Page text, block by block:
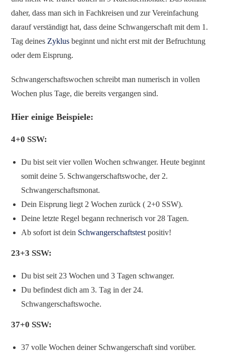
daher, dass man sich in Fachkreisen und zur Vereinfachung
darauf verständigt hat, dass deine Schwangerschaft mit dem 1.
Tag deines Zyklus beginnt und nicht erst mit der Befruchtung
oder dem Eisprung.
Schwangerschaftswochen schreibt man numerisch in vollen
Wochen plus Tage, die bereits vergangen sind.
Hier einige Beispiele:
4+0 SSW:
Du bist seit vier vollen Wochen schwanger. Heute beginnt
somit deine 5. Schwangerschaftswoche, der 2.
Schwangerschaftsmonat.
Dein Eisprung liegt 2 Wochen zurück ( 2+0 SSW).
Deine letzte Regel begann rechnerisch vor 28 Tagen.
Ab sofort ist dein Schwangerschaftstest positiv!
23+3 SSW:
Du bist seit 23 Wochen und 3 Tagen schwanger.
Du befindest dich am 3. Tag in der 24.
Schwangerschaftswoche.
37+0 SSW:
37 volle Wochen deiner Schwangerschaft sind vorüber.